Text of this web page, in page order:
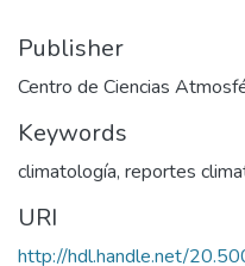
Publisher
Centro de Ciencias
Keywords
climatología, reportes
URI
http://hdl.handle.net/